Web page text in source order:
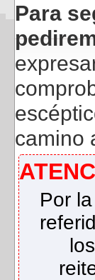
Para
camino
Por